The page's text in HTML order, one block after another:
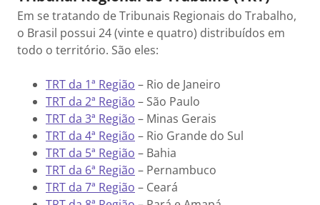
Em se tratando de Tribunais Regionais do Trabalho,
o Brasil possui 24 (vinte e quatro) distribuídos em
todo o território. São eles:
TRT da 1ª Região – Rio de Janeiro
TRT da 2ª Região – São Paulo
TRT da 3ª Região – Minas Gerais
TRT da 4ª Região – Rio Grande do Sul
TRT da 5ª Região – Bahia
TRT da 6ª Região – Pernambuco
TRT da 7ª Região – Ceará